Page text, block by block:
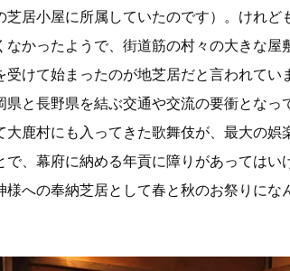
芝居小屋に所属していたのです）。けれ
なかったようで、街道筋の村々の大きな
受けて始まったのが地芝居だと言われてい
県と長野県を結ぶ交通や交流の要衝となっ
大鹿村にも入ってきた歌舞伎が、最大の
、幕府に納める年貢に障りがあってはい
への奉納芝居として春と秋のお祭りにな